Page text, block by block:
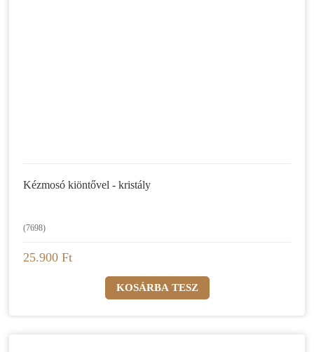
Kézmosó kiöntővel - kristály
(7698)
25.900 Ft